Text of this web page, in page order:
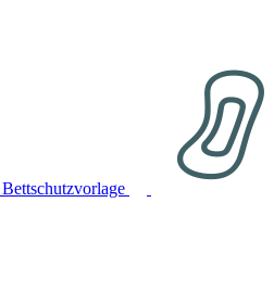
Bettschutzvorlage